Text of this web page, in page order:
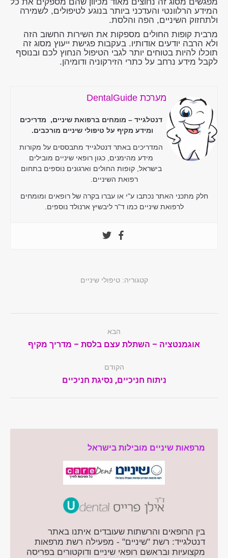
המידע הרלוונטי והעדכני ביותר בנוגע לטיפולים, לשמירה
ולתחזוק השיניים, הפה והלסת.
מרבית קופות החולים מספקות את השירות החשוב הזה
ולא הרבה יודעים אודותיו. בעקבות פגישת ייעוץ מסוג זה
תוכלו להיות בטוחים יותר לגבי הטיפול הנחוץ לכם ובנוסף
לקבל מידע נרחב על כתרי הזירקוניה ודומיהן.
מערכת DentalGuide
דנטלגייד – מומחים ברפואת שיניים, מדריכים
ומידע מקיף על טיפולי שיניים מורכבים.
המדריכים באתר דנטלגייד מתבססים על מקורות
מידע מהימנים, כגון רופאי שיניים מובילים
בישראל, קופות החולים וארגונים נוספים בתחום
רפואת השיניים.
חלק מתכני האתר נכתבו ע"י או עברו בקרה של רופאים ומומחים
לרפואת שיניים כמו ד"ר ליבשיץ ארנולד נוספים.
קטגוריה:טיפולי שיניים
navigation
הקודם
Previous
ניתוח חניכיים, נסיגת חניכיים
הבא
Next
אוגמנטציה – השתלת עצם בלסת – מדריך מקיף
מרפאות שיניים מובילות בישראל
בין הרופאים והרשתות שעובדים איתנו באתר
דנטלגייד: רשת "שיניים" - מפעילה רשת מרפאות
מקצועיות ובראשם רופאי שיניים ודוקטורים בפריסה